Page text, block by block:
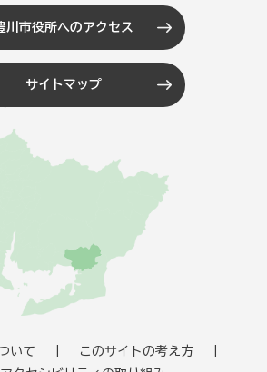
川市役所へのアクセス
サイトマップ
いて
このサイトの考え方